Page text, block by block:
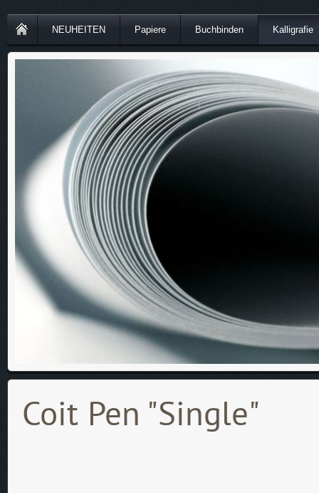
NEUHEITEN Papiere Buchbinden Kalligrafie
Coit Pen "Single"